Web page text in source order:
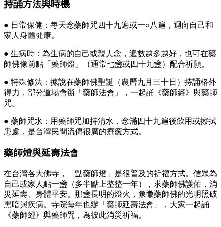
持誦方法與時機
● 日常保健：每天念藥師咒四十九遍或一○八遍，迴向自己和
家人身體健康。
● 生病時：為生病的自己或親人念，遍數越多越好，也可在藥
師佛像前點「藥師燈」（通常七盞或四十九盞）配合祈願。
● 特殊修法：據說在藥師佛聖誕（農曆九月三十日）持誦格外
得力，部分道場會辦「藥師法會」，一起誦《藥師經》與藥師
咒。
● 藥師咒水：用藥師咒加持清水，念滿四十九遍後飲用或擦拭
患處，是台灣民間流傳很廣的療癒方式。
藥師燈與延壽法會
在台灣各大佛寺，「點藥師燈」是很普及的祈福方式。信眾為
自己或家人點一盞（多半點上整整一年），求藥師佛護佑，消
災延壽、身體平安。那盞長明的燈火，象徵藥師佛的光明照破
黑暗與疾病。寺院每年也辦「藥師延壽法會」，大家一起誦
《藥師經》與藥師咒，為彼此消災祈福。